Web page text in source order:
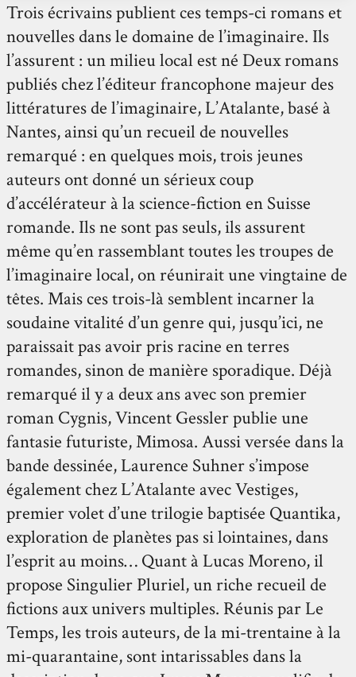
Trois écrivains publient ces temps-ci romans et
nouvelles dans le domaine de l’imaginaire. Ils
l’assurent : un milieu local est né Deux romans
publiés chez l’éditeur francophone majeur des
littératures de l’imaginaire, L’Atalante, basé à
Nantes, ainsi qu’un recueil de nouvelles
remarqué : en quelques mois, trois jeunes
auteurs ont donné un sérieux coup
d’accélérateur à la science-fiction en Suisse
romande. Ils ne sont pas seuls, ils assurent
même qu’en rassemblant toutes les troupes de
l’imaginaire local, on réunirait une vingtaine de
têtes. Mais ces trois-là semblent incarner la
soudaine vitalité d’un genre qui, jusqu’ici, ne
paraissait pas avoir pris racine en terres
romandes, sinon de manière sporadique. Déjà
remarqué il y a deux ans avec son premier
roman Cygnis, Vincent Gessler publie une
fantasie futuriste, Mimosa. Aussi versée dans la
bande dessinée, Laurence Suhner s’impose
également chez L’Atalante avec Vestiges,
premier volet d’une trilogie baptisée Quantika,
exploration de planètes pas si lointaines, dans
l’esprit au moins… Quant à Lucas Moreno, il
propose Singulier Pluriel, un riche recueil de
fictions aux univers multiples. Réunis par Le
Temps, les trois auteurs, de la mi-trentaine à la
mi-quarantaine, sont intarissables dans la